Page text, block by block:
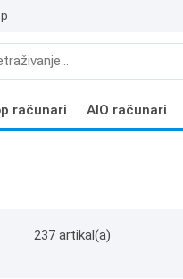
računari AIO računari
237 artikal(a)